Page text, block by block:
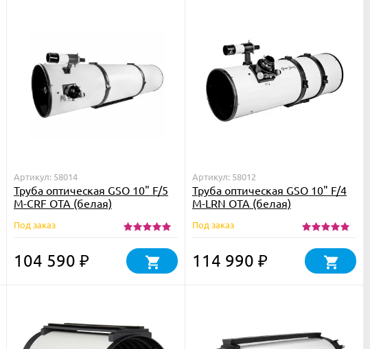
Артикул: 58014
Труба оптическая GSO 10" F/5
M-CRF OTA (белая)
Под заказ
104 590 ₽
Артикул: 58012
Труба оптическая GSO 10" F/4
M-LRN OTA (белая)
Под заказ
114 990 ₽